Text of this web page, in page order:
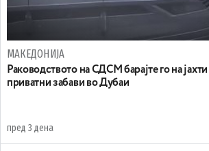
МАКЕДОНИЈА
Раководството на СДСМ барајте го на
приватни забави во Дубаи
пред 3 дена